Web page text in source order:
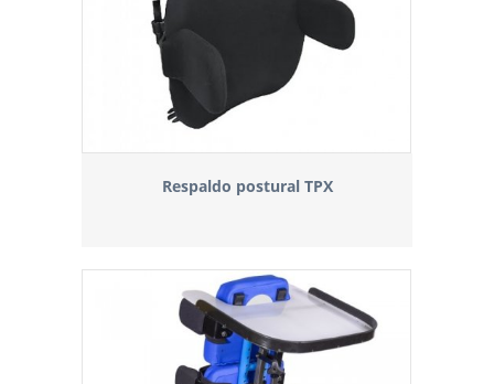
Respaldo postural TPX